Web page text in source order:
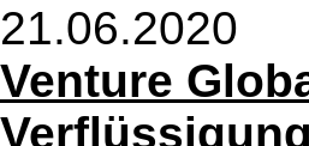
21.06.2020
Venture